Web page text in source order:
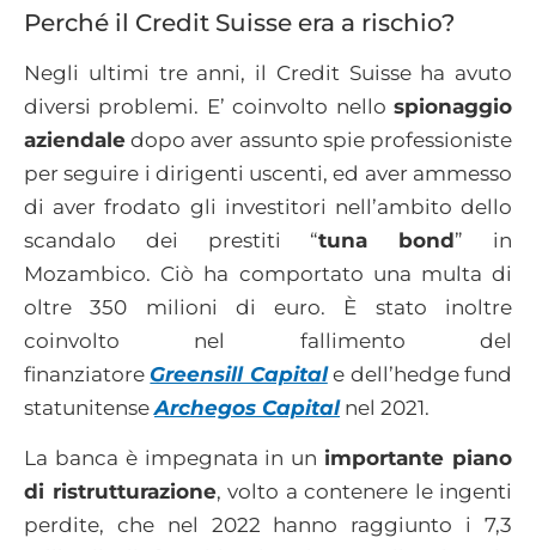
Perché il Credit Suisse era a rischio?
Negli ultimi tre anni, il Credit Suisse ha avuto
diversi problemi. E’ coinvolto nello spionaggio
aziendale dopo aver assunto spie professioniste
per seguire i dirigenti uscenti, ed aver ammesso
di aver frodato gli investitori nell’ambito dello
scandalo dei prestiti “tuna bond” in
Mozambico. Ciò ha comportato una multa di
oltre 350 milioni di euro. È stato inoltre
coinvolto nel fallimento del
finanziatore Greensill Capitale dell’hedge fund
statunitenseArchegos Capitalnel 2021.
La banca è impegnata in un importante piano
di ristrutturazione, volto a contenere le ingenti
perdite, che nel 2022 hanno raggiunto i 7,3